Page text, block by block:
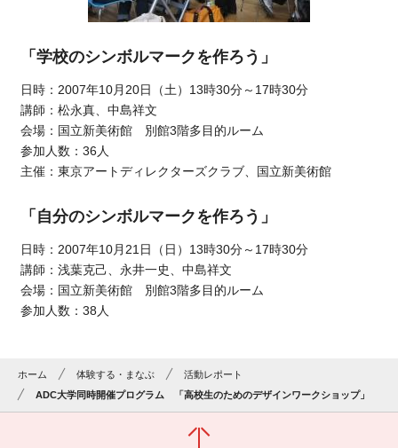
「学校のシンボルマークを作ろう」
日時：2007年10月20日（土）13時30分～17時30分
講師：松永真、中島祥文
会場：国立新美術館 別館3階多目的ルーム
参加人数：36人
主催：東京アートディレクターズクラブ、国立新美術館
「自分のシンボルマークを作ろう」
日時：2007年10月21日（日）13時30分～17時30分
講師：浅葉克己、永井一史、中島祥文
会場：国立新美術館 別館3階多目的ルーム
参加人数：38人
ホーム 体験する・まなぶ
活動レポート
ADC大学同時開催プログラム 「高校生のためのデザインワークショップ」